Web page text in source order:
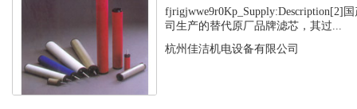
fjrigjwwe9r0Kp_Supply:Description[2]
司生产的替代原厂品牌滤芯，其过...
杭州佳洁机电设备有限公司